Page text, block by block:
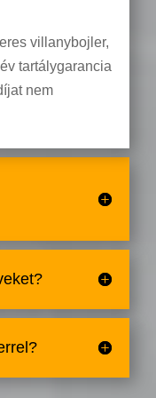
villanybojler,
tartálygarancia
nem